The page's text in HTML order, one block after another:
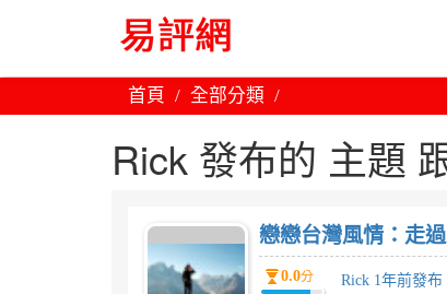
首頁 全部分類
Rick 發布的 主題
戀戀台灣風情：走
0.0分 Rick 1年前發布